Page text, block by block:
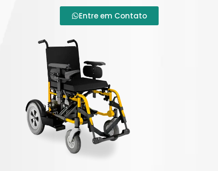
Entre em Contato